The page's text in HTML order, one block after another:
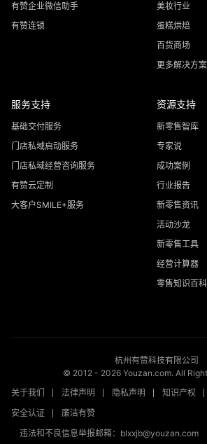
有赞企业微信助手
有赞连锁
美妆行业
蛋糕烘焙
百货商场
更多解决方案
服务支持
基础交付服务
门店私域启动服务
门店私域经营咨询服务
有赞云定制
大客户SMILE+服务
资源支持
新零售智库
专家说
成功案例
行业报告
新零售资讯
活动沙龙
新零售工具
经营计算器
零售知识百科
杭州有赞科技有限公司
© 2012 - 2026Youzan.com. All
关于我们
法律声明 隐私声明 知识产权
安全认证
廉洁有赞
违法和不良信息举报邮箱：blxxjb@youzan.com